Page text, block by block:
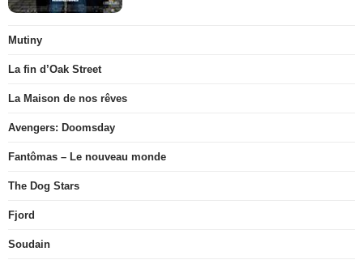
Mutiny
La fin d’Oak Street
La Maison de nos rêves
Avengers: Doomsday
Fantômas – Le nouveau monde
The Dog Stars
Fjord
Soudain